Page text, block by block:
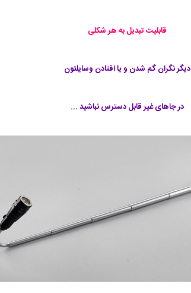
قابلیت تبدیل به هر شکلی
دیگر نگران گم شدن و یا افتادن وسایلتون
در جاهای غیر قابل دسترس نباشید ...